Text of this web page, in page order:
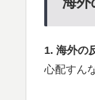
1. 海外の
心配すん